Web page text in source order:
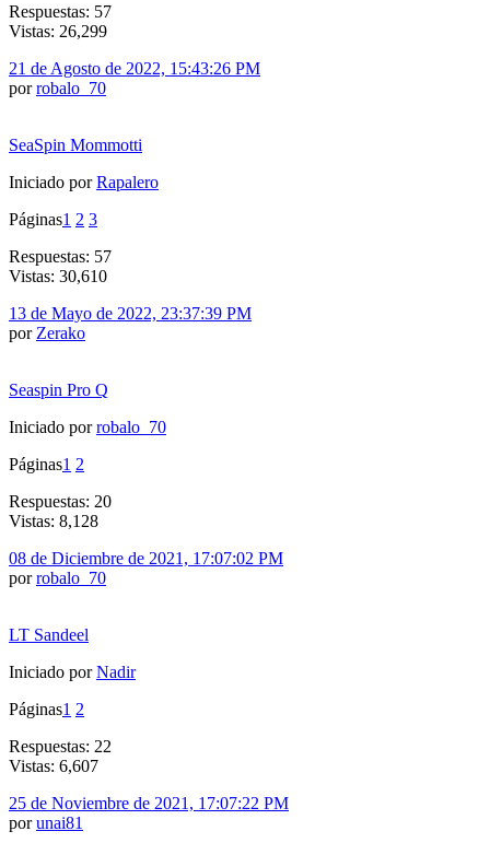
Respuestas: 57
Vistas: 26,299
21 de Agosto de 2022, 15:43:26 PM
porrobalo_70
SeaSpin Mommotti
Iniciado porRapalero
Páginas1 2 3
Respuestas: 57
Vistas: 30,610
13 de Mayo de 2022, 23:37:39 PM
por Zerako
Seaspin Pro Q
Iniciado porrobalo_70
Páginas1 2
Respuestas: 20
Vistas: 8,128
08 de Diciembre de 2021, 17:07:02 PM
porrobalo_70
LT Sandeel
Iniciado porNadir
Páginas1 2
Respuestas: 22
Vistas: 6,607
25 de Noviembre de 2021, 17:07:22 PM
porunai81